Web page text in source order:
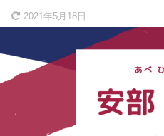
2021年5月18日